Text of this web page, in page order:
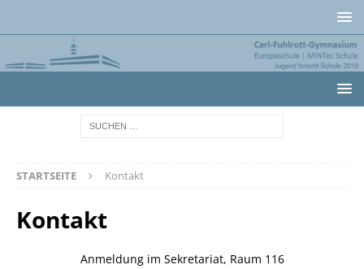
STARTSEITE Kontakt
Kontakt
Anmeldung im Sekretariat, Raum 116